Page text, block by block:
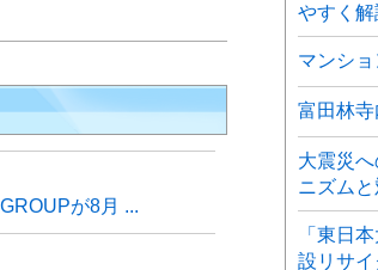
が8月 ...
やすく解
マンシ
富田林
大震災
ニズム
「東日
設リサ